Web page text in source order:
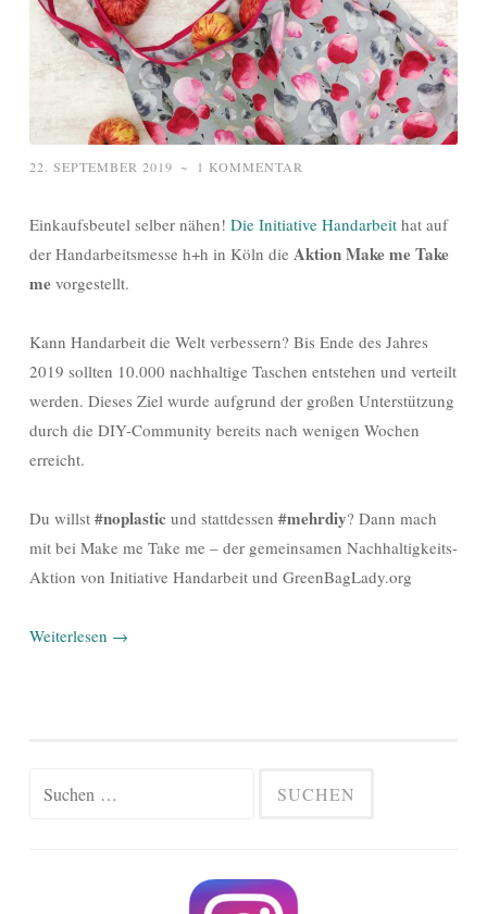
22. SEPTEMBER 2019 ~ 1 KOMMENTAR
Einkaufsbeutel selber nähen! Die Initiative Handarbeit hat auf
der Handarbeitsmesse h+h in Köln die Aktion Make me Take
me vorgestellt.
Kann Handarbeit die Welt verbessern? Bis Ende des Jahres
2019 sollten 10.000 nachhaltige Taschen entstehen und verteilt
werden. Dieses Ziel wurde aufgrund der großen Unterstützung
durch die DIY-Community bereits nach wenigen Wochen
erreicht.
Du willst #noplastic und stattdessen #mehrdiy? Dann mach
mit bei Make me Take me – der gemeinsamen Nachhaltigkeits-
Aktion von Initiative Handarbeit und GreenBagLady.org
Weiterlesen →
Suchen